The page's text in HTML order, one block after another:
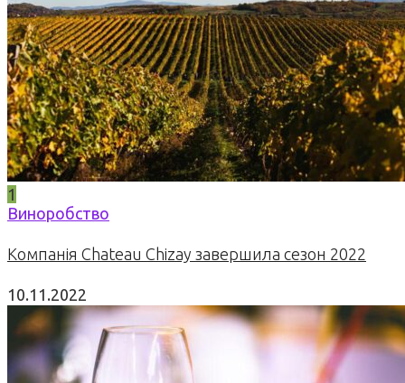
1
Виноробство
Компанія Chateau Chizay завершила сезон 2022
10.11.2022